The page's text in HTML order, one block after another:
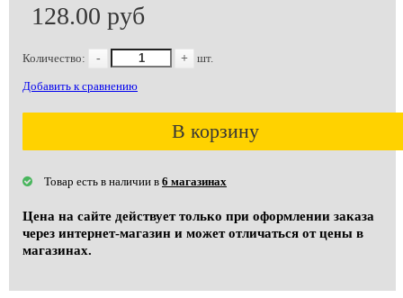
128.00 руб
Количество: - + шт.
Добавить к сравнению
В корзину
Товар есть в наличии в 6 магазинах
Цена на сайте действует только при оформлении заказа
через интернет-магазин и может отличаться от цены в
магазинах.